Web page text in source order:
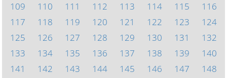
109
110 111 112 113 114 115
116
117
118 119 120 121 122 123
124
125
126 127 128 129 130 131
132
133
134 135 136 137 138 139
140
141
142 143 144 145 146 147
148